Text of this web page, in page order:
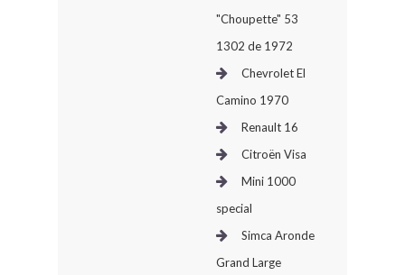
"Choupette" 53
1302 de 1972
Chevrolet El
Camino 1970
Renault 16
Citroën Visa
Mini 1000
special
Simca Aronde
Grand Large